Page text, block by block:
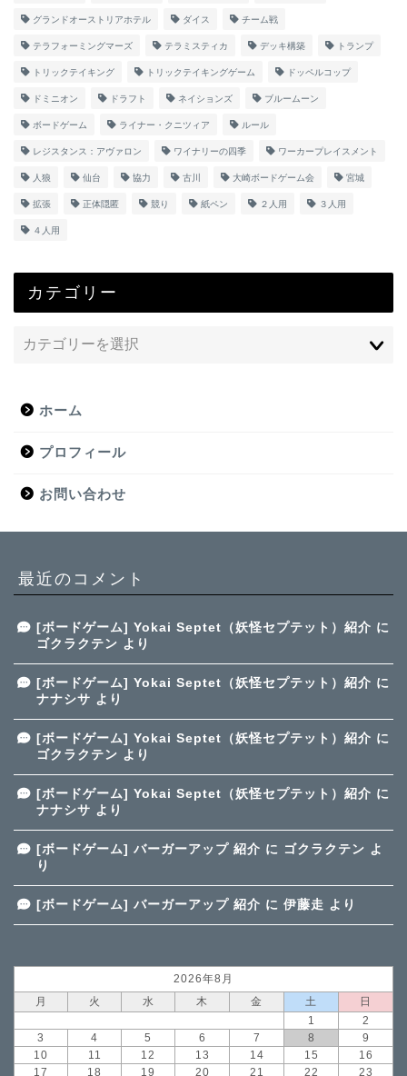
グランドオーストリアホテル ダイス チーム戦
テラフォーミングマーズ テラミスティカ デッキ構築 トランプ
トリックテイキング トリックテイキングゲーム ドッペルコップ
ドミニオン ドラフト ネイションズ ブルームーン
ボードゲーム ライナー・クニツィア ルール
レジスタンス：アヴァロン ワイナリーの四季 ワーカープレイスメント
人狼 仙台 協力 古川 大崎ボードゲーム会 宮城
拡張 正体隠匿 競り 紙ペン ２人用 ３人用
４人用
カテゴリー
ホーム
プロフィール
お問い合わせ
最近のコメント
[ボードゲーム] Yokai Septet（妖怪セプテット）紹介 に
ゴクラクテン より
[ボードゲーム] Yokai Septet（妖怪セプテット）紹介 に
ナナシサ より
[ボードゲーム] Yokai Septet（妖怪セプテット）紹介 に
ゴクラクテン より
[ボードゲーム] Yokai Septet（妖怪セプテット）紹介 に
ナナシサ より
[ボードゲーム] バーガーアップ 紹介 に ゴクラクテン よ
り
[ボードゲーム] バーガーアップ 紹介 に 伊藤走 より
2026年8月
月
火 水 木 金 土
日
1
2
3
4 5 6 7 8
9
10
11 12 13 14 15
16
17
18 19 20 21 22 23